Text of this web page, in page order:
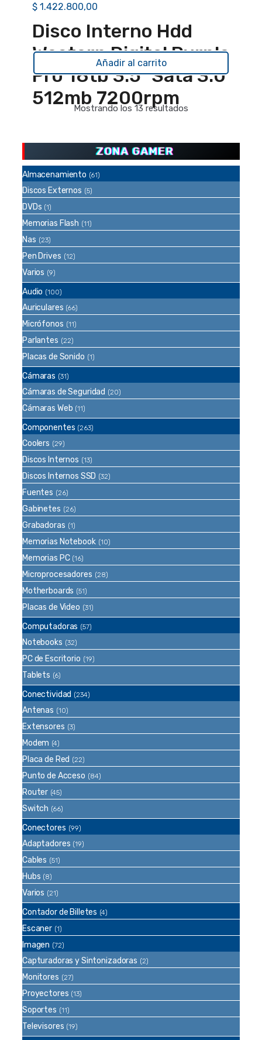
$ 1.422.800,00
Disco Interno Hdd
Western Digital Purple
Pro 18tb 3.5″ Sata 3.0
512mb 7200rpm
Añadir al carrito
Mostrando los 13 resultados
a
ZONA GAMER
Almacenamiento (61)
Discos Externos (5)
DVDs (1)
Memorias Flash (11)
Nas (23)
Pen Drives (12)
Varios (9)
Audio (100)
Auriculares (66)
Micrófonos (11)
Parlantes (22)
Placas de Sonido (1)
Cámaras (31)
Cámaras de Seguridad (20)
Cámaras Web (11)
Componentes (263)
Coolers (29)
Discos Internos (13)
Discos Internos SSD (32)
Fuentes (26)
Gabinetes (26)
Grabadoras (1)
Memorias Notebook (10)
Memorias PC (16)
Microprocesadores (28)
Motherboards (51)
Placas de Video (31)
Computadoras (57)
Notebooks (32)
PC de Escritorio (19)
Tablets (6)
Conectividad (234)
Antenas (10)
Extensores (3)
Modem (4)
Placa de Red (22)
Punto de Acceso (84)
Router (45)
Switch (66)
Conectores (99)
Adaptadores (19)
Cables (51)
Hubs (8)
Varios (21)
Contador de Billetes (4)
Escaner (1)
Imagen (72)
Capturadoras y Sintonizadoras (2)
Monitores (27)
Proyectores (13)
Soportes (11)
Televisores (19)